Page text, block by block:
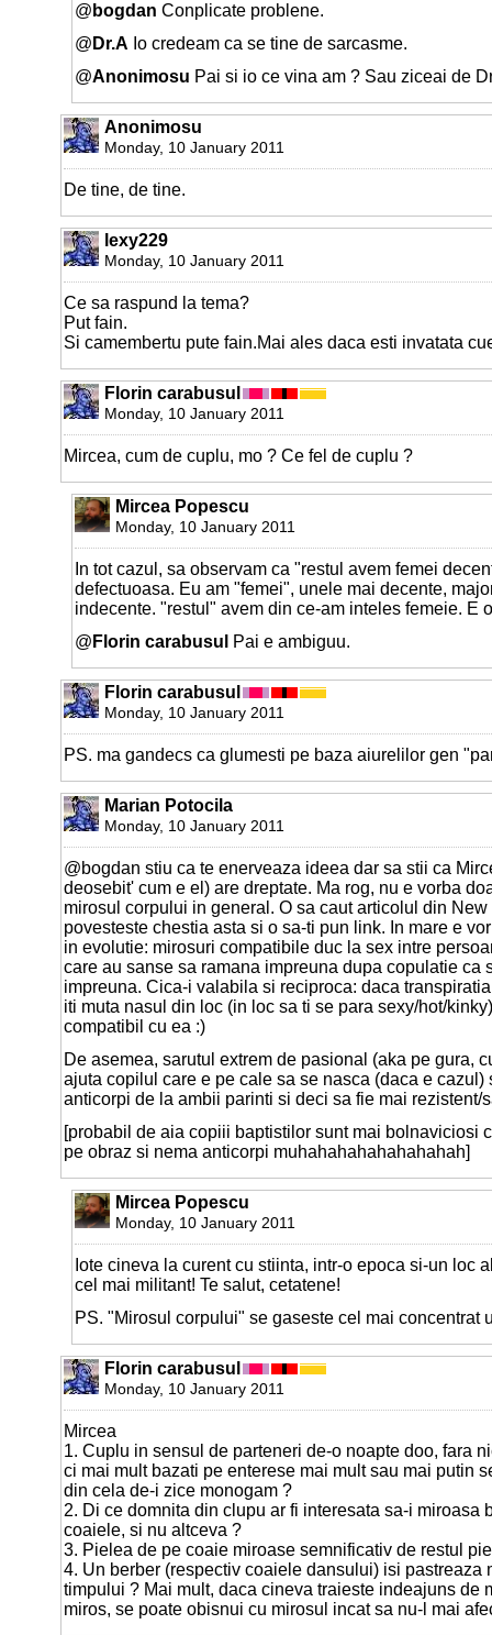
@ bogdan Conplicate problene.
@ Dr.A Io credeam ca se tine de sarcasme.
@Anonimosu Pai si io ce vina am ? Sau ziceai de
Anonimosu
Monday, 10 January 2011
De tine, de tine.
lexy229
Monday, 10 January 2011
Ce sa raspund la tema?
Put fain.
Si camembertu pute fain.Mai ales daca esti invatata
Florin carabusul
Monday, 10 January 2011
Mircea, cum de cuplu, mo ? Ce fel de cuplu ?
Mircea Popescu
Monday, 10 January 2011
In tot cazul, sa observam ca "restul avem femei
defectuoasa. Eu am "femei", unele mai decente,
indecente. "restul" avem din ce-am inteles femeie. E
@ Florin carabusul Pai e ambiguu.
Florin carabusul
Monday, 10 January 2011
PS. ma gandecs ca glumesti pe baza aiurelilor gen
Marian Potocila
Monday, 10 January 2011
@bogdan stiu ca te enerveaza ideea dar sa stii ca
deosebit' cum e el) are dreptate. Ma rog, nu e vorba
mirosul corpului in general. O sa caut articolul din
povesteste chestia asta si o sa-ti pun link. In mare e
in evolutie: mirosuri compatibile duc la sex intre
care au sanse sa ramana impreuna dupa copulatie ca
impreuna. Cica-i valabila si reciproca: daca
iti muta nasul din loc (in loc sa ti se para sexy/hot/
compatibil cu ea :)
De asemea, sarutul extrem de pasional (aka pe gura,
ajuta copilul care e pe cale sa se nasca (daca e cazul)
anticorpi de la ambii parinti si deci sa fie mai rezistent/
[probabil de aia copiii baptistilor sunt mai bolnaviciosi
pe obraz si nema anticorpi muhahahahahahahahah]
Mircea Popescu
Monday, 10 January 2011
Iote cineva la curent cu stiinta, intr-o epoca si-un loc
cel mai militant! Te salut, cetatene!
PS. "Mirosul corpului" se gaseste cel mai concentrat
Florin carabusul
Monday, 10 January 2011
Mircea
1. Cuplu in sensul de parteneri de-o noapte doo, fara
ci mai mult bazati pe enterese mai mult sau mai putin
din cela de-i zice monogam ?
2. Di ce domnita din clupu ar fi interesata sa-i miroasa
coaiele, si nu altceva ?
3. Pielea de pe coaie miroase semnificativ de restul
4. Un berber (respectiv coaiele dansului) isi pastreaza
timpului ? Mai mult, daca cineva traieste indeajuns de
miros, se poate obisnui cu mirosul incat sa nu-l mai